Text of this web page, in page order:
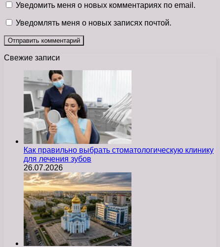
Уведомить меня о новых комментариях по email.
Уведомлять меня о новых записях почтой.
Свежие записи
Как правильно выбрать стоматологическую клинику
для лечения зубов
26.07.2026